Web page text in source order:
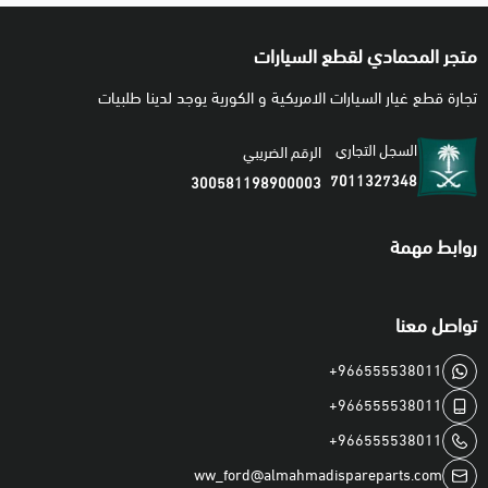
⚠️ ملاحظة المحمادي
تنتهي مسؤوليتنا بعد تسليم الشحنة لشركة النقل
متجر المحمادي لقطع السيارات
تجارة قطع غيار السيارات الامريكية و الكورية يوجد لدينا طلبيات
السجل التجاري
7011327348
الرقم الضريبي
300581198900003
روابط مهمة
تواصل معنا
+966555538011
+966555538011
+966555538011
ww_ford@almahmadispareparts.com